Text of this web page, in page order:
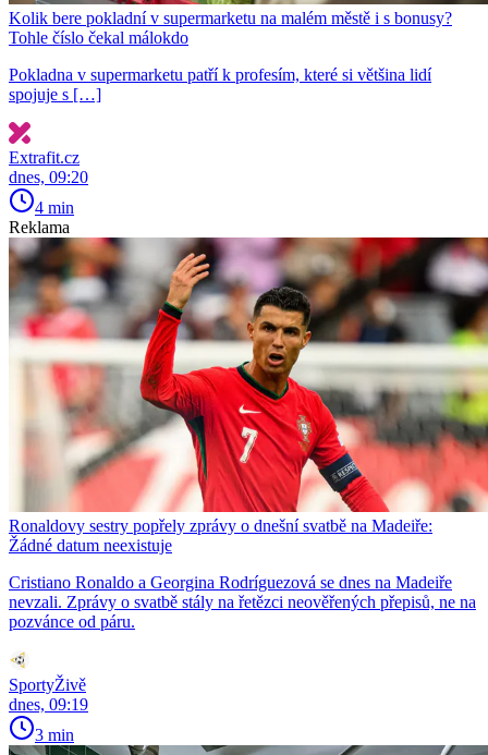
Kolik bere pokladní v supermarketu na malém městě i s bonusy?
Tohle číslo čekal málokdo
Pokladna v supermarketu patří k profesím, které si většina lidí
spojuje s […]
Extrafit.cz
dnes, 09:20
4 min
Reklama
Ronaldovy sestry popřely zprávy o dnešní svatbě na Madeiře:
Žádné datum neexistuje
Cristiano Ronaldo a Georgina Rodríguezová se dnes na Madeiře
nevzali. Zprávy o svatbě stály na řetězci neověřených přepisů, ne na
pozvánce od páru.
SportyŽivě
dnes, 09:19
3 min